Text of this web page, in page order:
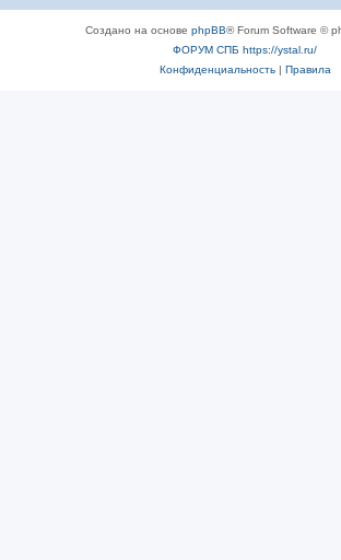
Создано на основе phpBB® Forum Software ©
ФОРУМ СПБ https://ystal.ru/
Конфиденциальность| Правила